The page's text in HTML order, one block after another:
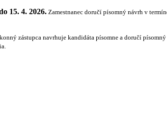
15. 4. 2026.Zamestnanec doručí písomný návrh v
zástupca navrhuje kandidáta písomne a doručí